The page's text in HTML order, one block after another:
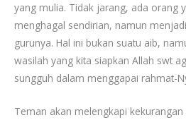
yang mulia. Tidak jarang, ada orang
menghagal sendirian, namun
gurunya. Hal ini bukan suatu aib,
wasilah yang kita siapkan Allah swt
sungguh dalam menggapai rahmat-
Teman akan melengkapi